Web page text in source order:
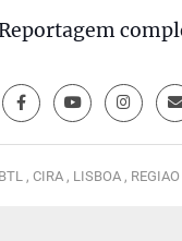
BTL , CIRA , LISBOA ,